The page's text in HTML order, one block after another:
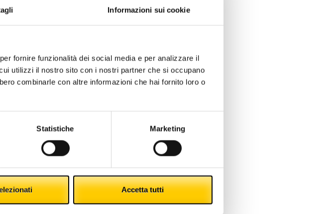
Informazioni sui cookie
fornire funzionalità dei social media e per analizzare il
utilizzi il nostro sito con i nostri partner che si occupano
combinarle con altre informazioni che hai fornito loro o
Statistiche Marketing
Accetta tutti
intelligente
del contante